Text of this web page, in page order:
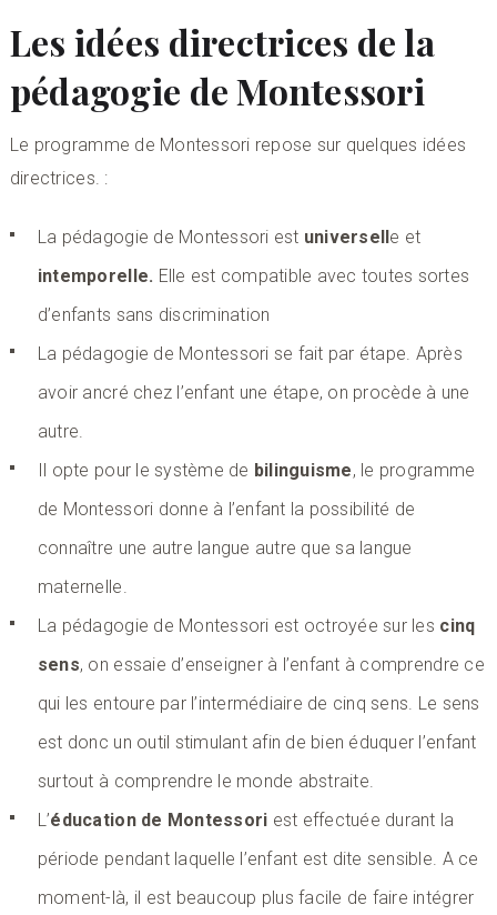
Les idées directrices de la
pédagogie de Montessori
Le programme de Montessori repose sur quelques idées
directrices. :
La pédagogie de Montessori est universelle et
intemporelle. Elle est compatible avec toutes sortes
d’enfants sans discrimination
La pédagogie de Montessori se fait par étape. Après
avoir ancré chez l’enfant une étape, on procède à une
autre.
Il opte pour le système de bilinguisme, le programme
de Montessori donne à l’enfant la possibilité de
connaître une autre langue autre que sa langue
maternelle.
La pédagogie de Montessori est octroyée sur les cinq
sens, on essaie d’enseigner à l’enfant à comprendre ce
qui les entoure par l’intermédiaire de cinq sens. Le sens
est donc un outil stimulant afin de bien éduquer l’enfant
surtout à comprendre le monde abstraite.
L’éducation de Montessori est effectuée durant la
période pendant laquelle l’enfant est dite sensible. A ce
moment-là, il est beaucoup plus facile de faire intégrer